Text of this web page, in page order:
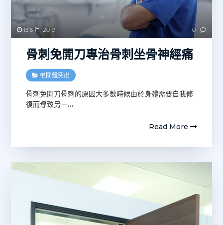
13 5 月, 2019 0
骨刺免開刀專治骨刺坐骨神經痛
椎間盤突出
骨刺免開刀骨刺的原因大多數時候由於身體需要自我修
復而導致另一…
Read More